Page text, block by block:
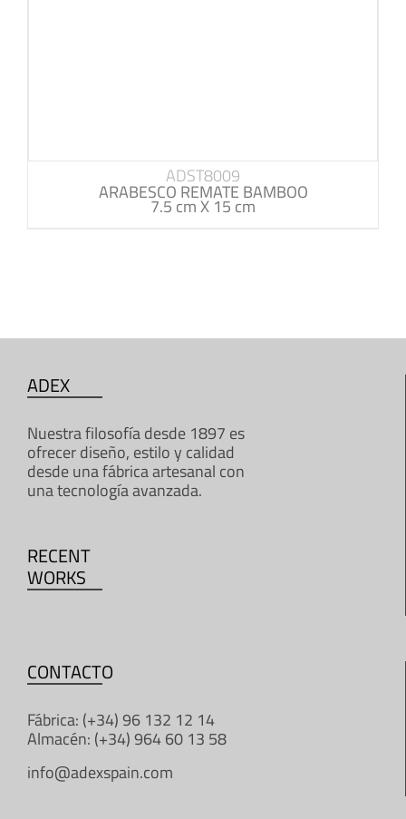
ADST8009
ARABESCO REMATE BAMBOO
7.5 cm X 15 cm
ADEX
Nuestra filosofía desde 1897 es
ofrecer diseño, estilo y calidad
desde una fábrica artesanal con
una tecnología avanzada.
RECENT
WORKS
CONTACTO
Fábrica: (+34) 96 132 12 14
Almacén: (+34) 964 60 13 58
info@adexspain.com